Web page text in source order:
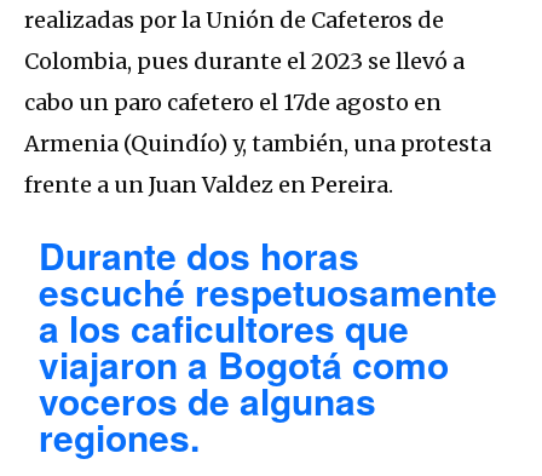
realizadas por la Unión de Cafeteros de
Colombia, pues durante el 2023 se llevó a
cabo un paro cafetero el 17de agosto en
Armenia (Quindío) y, también, una protesta
frente a un Juan Valdez en Pereira.
Durante dos horas
escuché respetuosamente
a los caficultores que
viajaron a Bogotá como
voceros de algunas
regiones.